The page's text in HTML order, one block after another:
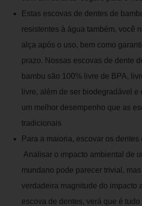
Estas escovas de dentes de
resistentes à água também, você
alça após o uso, bem como
prazo. Nossas escovas de dente
bambu são 100% livre de BPA,
livre, além de ser biodegradável e
um melhor desempenho que as
tradicionais
Para a maioria, escovar os
Analisar o impacto ambiental de
mundano pode parecer trivial,
verdadeira magnitude do impacto
escova de dentes, verá que é